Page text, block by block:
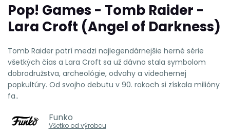
Pop! Games - Tomb Raider -
Lara Croft (Angel of Darkness)
Tomb Raider patrí medzi najlegendárnejšie herné série
všetkých čias a Lara Croft sa už dávno stala symbolom
dobrodružstva, archeológie, odvahy a videohernej
popkultúry. Od svojho debutu v 90. rokoch si získala milióny
fa..
Funko
Všetko od výrobcu